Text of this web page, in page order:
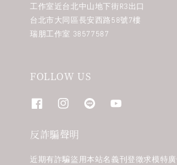
工作室近台北中山地下街R3出口
台北市大同區長安西路58號7樓
瑞朋工作室 38577587
FOLLOW US
反詐騙聲明
近期有詐騙盜用本站名義刊登徵求模特